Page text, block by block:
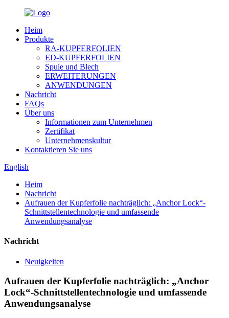
Heim
Produkte
RA-KUPFERFOLIEN
ED-KUPFERFOLIEN
Spule und Blech
ERWEITERUNGEN
ANWENDUNGEN
Nachricht
FAQs
Über uns
Informationen zum Unternehmen
Zertifikat
Unternehmenskultur
Kontaktieren Sie uns
English
Heim
Nachricht
Aufrauen der Kupferfolie nachträglich: „Anchor Lock“-
Schnittstellentechnologie und umfassende
Anwendungsanalyse
Nachricht
Neuigkeiten
Aufrauen der Kupferfolie nachträglich: „Anchor
Lock“-Schnittstellentechnologie und umfassende
Anwendungsanalyse